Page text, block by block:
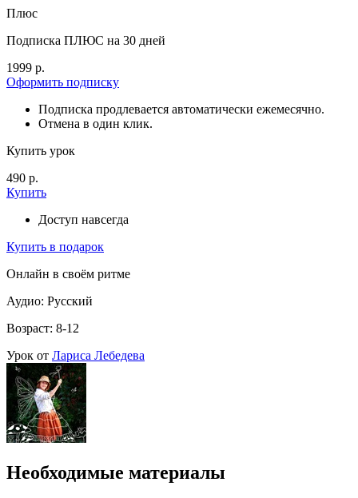
Плюс
Подписка ПЛЮС на 30 дней
1999 р.
Оформить подписку
Подписка продлевается автоматически ежемесячно.
Отмена в один клик.
Купить урок
490 р.
Купить
Доступ навсегда
Купить в подарок
Онлайн в своём ритме
Аудио: Русский
Возраст: 8-12
Урок от Лариса Лебедева
Необходимые материалы